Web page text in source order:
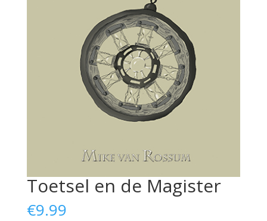
Toetsel en de Magister
€9.99